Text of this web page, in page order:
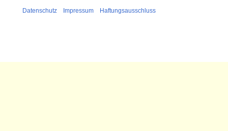
Datenschutz Impressum Haftungsausschluss